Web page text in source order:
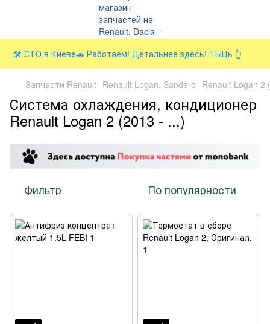
🛠️ СТО в Киеве🚗 Работаем! Детальнее здесь! ТЫЦь 👆
Запчасти Renault Renault Logan, Sandero Renault Logan 2
Система охлаждения, кондиционер
Renault Logan 2 (2013 - ...)
Фильтр По популярности